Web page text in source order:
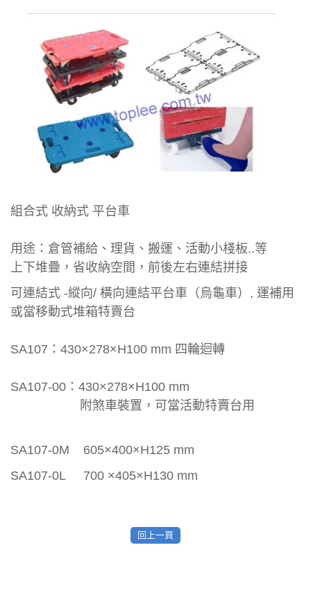
組合式 收納式 平台車
用途：倉管補給、理貨、搬運、活動小棧板..等
上下堆疊，省收納空間，前後左右連結拼接
可連結式 -縱向/ 橫向連結平台車（烏龜車）, 運補用
或當移動式堆箱特賣台
SA107：430×278×H100 mm 四輪迴轉
SA107-00：430×278×H100 mm
附煞車裝置，可當活動特賣台用
SA107-0M 605×400×H125 mm
SA107-0L 700 ×405×H130 mm
回上一頁